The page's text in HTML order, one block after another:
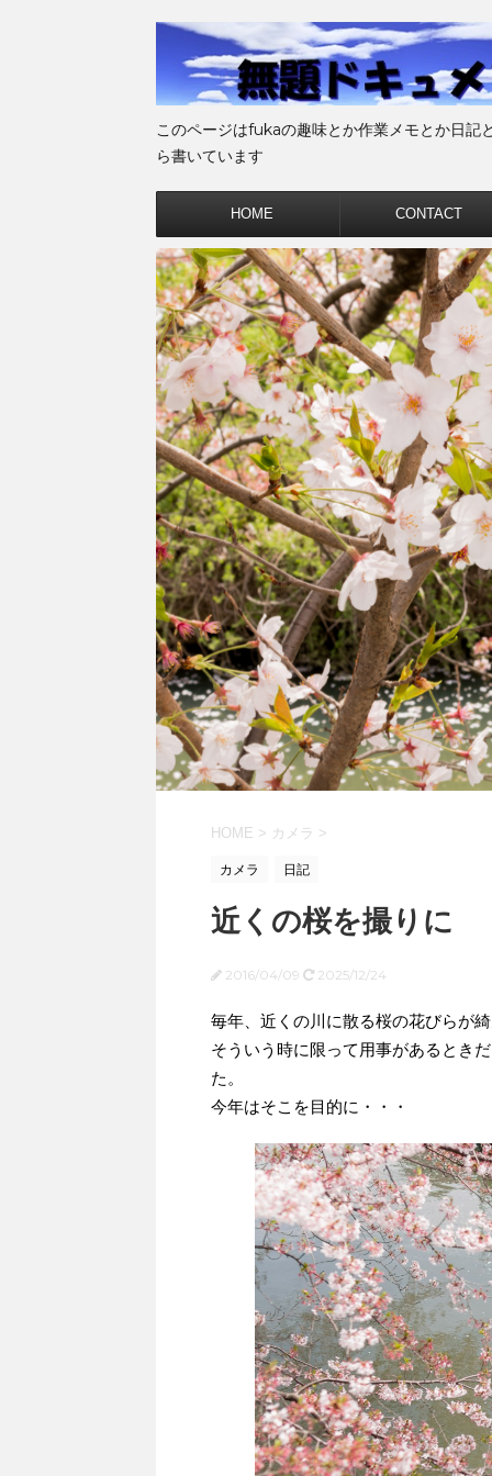
このページはfukaの趣味とか作業メモとか日記
ら書いています
HOME CONTACT
HOME > カメラ >
カメラ 日記
近くの桜を撮りに
2016/04/09 2025/12/24
毎年、近くの川に散る桜の花びらが
そういう時に限って用事があるとき
た。
今年はそこを目的に・・・